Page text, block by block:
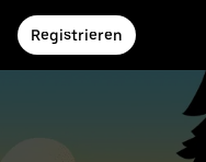
Registrieren